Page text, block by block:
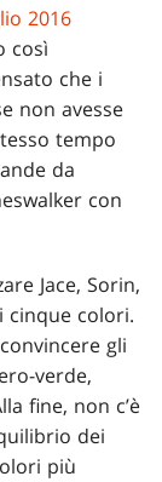
2016
così
che i
non avesse
tempo
da
con
Jace, Sorin,
cinque colori.
gli
verde,
fine, non c’è
dei
più